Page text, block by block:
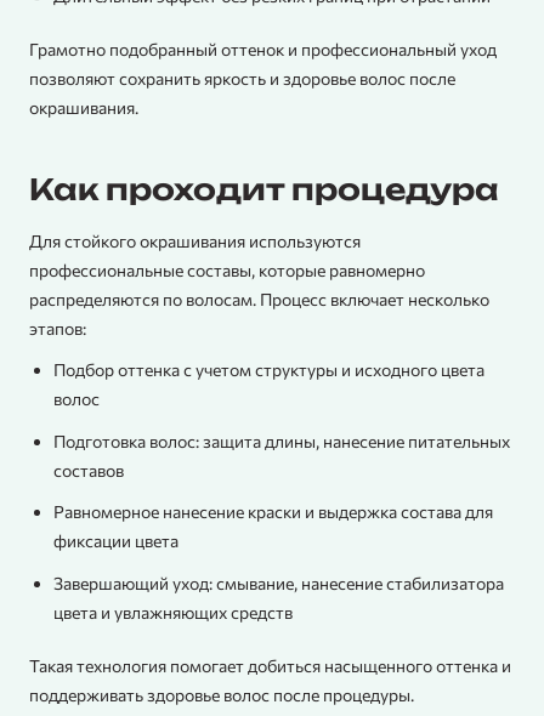
Грамотно подобранный оттенок и профессиональный уход
позволяют сохранить яркость и здоровье волос после
окрашивания.
Как проходит процедура
Для стойкого окрашивания используются
профессиональные составы, которые равномерно
распределяются по волосам. Процесс включает несколько
этапов:
Подбор оттенка с учетом структуры и исходного цвета
волос
Подготовка волос: защита длины, нанесение питательных
составов
Равномерное нанесение краски и выдержка состава для
фиксации цвета
Завершающий уход: смывание, нанесение стабилизатора
цвета и увлажняющих средств
Такая технология помогает добиться насыщенного оттенка и
поддерживать здоровье волос после процедуры.